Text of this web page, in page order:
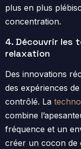
plus en plus
concentration.
4. Découvrir les
relaxation
Des innovations
des expériences
contrôlé. La
combine
fréquence et un
créer un cocon de